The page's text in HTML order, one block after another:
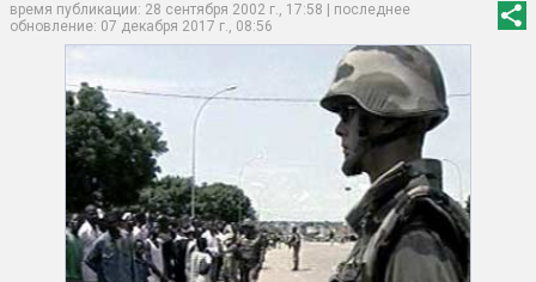
время публикации: 28 сентября 2002 г., 17:58 | последнее
обновление: 07 декабря 2017 г., 08:56